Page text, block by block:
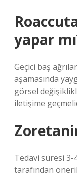
yapar
Geçici baş
aşamasında
görsel
iletişime
Tedavi süresi 3-
tarafından